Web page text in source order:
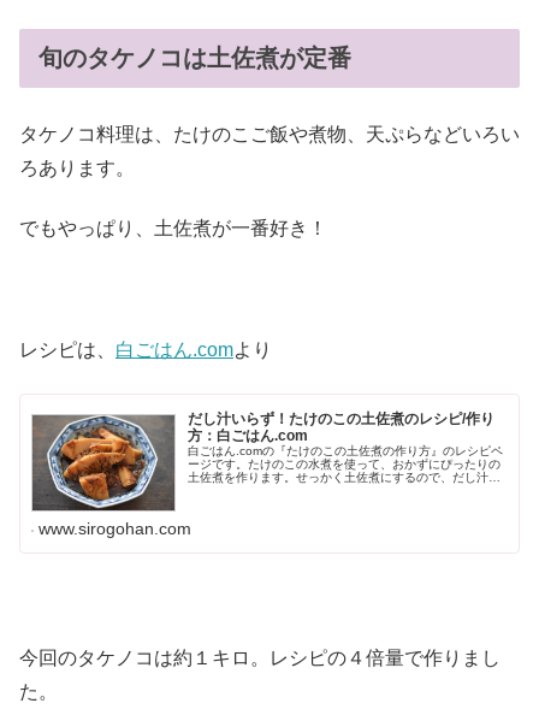
旬のタケノコは土佐煮が定番
タケノコ料理は、たけのこご飯や煮物、天ぷらなどいろい
ろあります。
でもやっぱり、土佐煮が一番好き！
レシピは、 白ごはん.comより
だし汁いらず！たけのこの土佐煮のレシピ/作り
方：白ごはん.com
白ごはん.comの『たけのこの土佐煮の作り方』のレシピペ
ージです。たけのこの水煮を使って、おかずにぴったりの
土佐煮を作ります。せっかく土佐煮にするので、だし汁い
www.sirogohan.com
今回のタケノコは約１キロ。レシピの４倍量で作りまし
た。